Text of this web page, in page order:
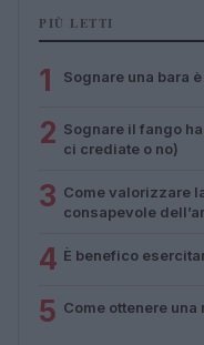
PIÙ LETTI
1 Sognare una bara
2 Sognare il fango
ci crediate o no)
3 Come valorizzare
consapevole
4 È benefico
5 Come ottenere